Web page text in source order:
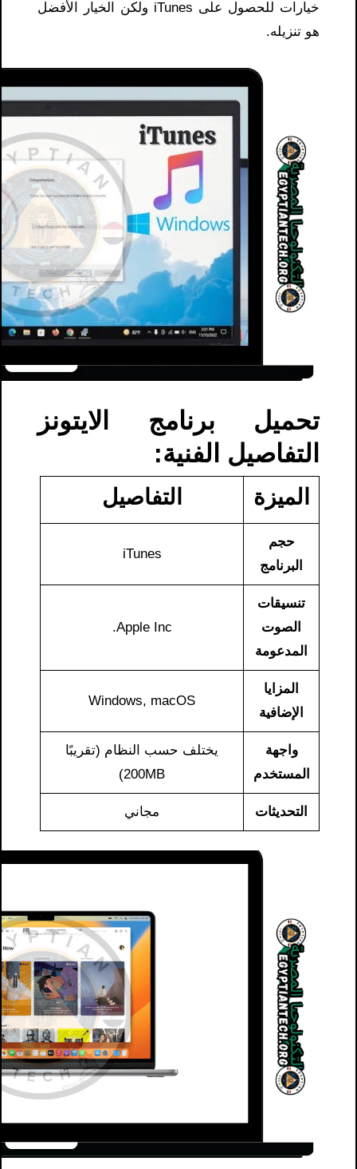
خيارات للحصول على iTunes ولكن الخيار الأفضل
هو تنزيله.
تحميل برنامج الايتونز
التفاصيل الفنية:
الميزة التفاصيل
حجم
البرنامج
iTunes
تنسيقات
الصوت
المدعومة
Apple Inc.
المزايا
الإضافية
Windows, macOS
واجهة
المستخدم
يختلف حسب النظام (تقريبًا
200MB)
التحديثات مجاني